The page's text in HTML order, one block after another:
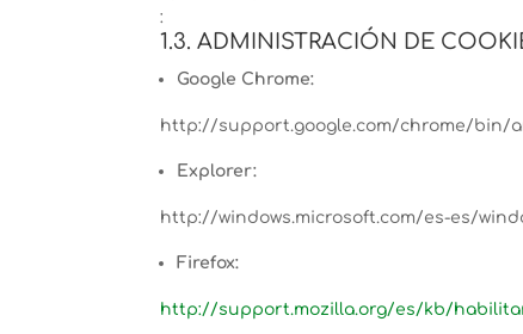
:
1.3. ADMINISTRACIÓN DE
Google Chrome:
http://support.google.com/chrome/bin/
Explorer:
http://windows.microsoft.com/es-es/
Firefox:
http://support.mozilla.org/es/kb/